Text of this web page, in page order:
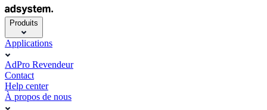
Produits
Applications
AdPro Revendeur
Contact
Help center
À propos de nous